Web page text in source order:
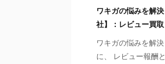
ワキガの悩みを解
社】：レビュー買
ワキガの悩みを解
に、 レビュー報酬